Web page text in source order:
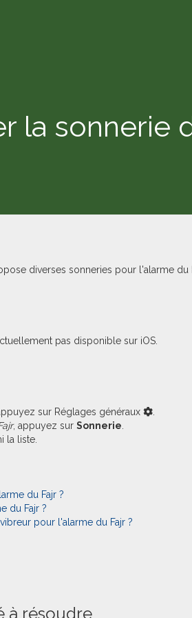
la sonnerie
diverses sonneries pour l'alarme du
pas disponible sur iOS.
sur Réglages généraux
.
, appuyez sur Sonnerie
la liste.
du Fajr ?
du Fajr ?
pour l'alarme du Fajr ?
à résoudre